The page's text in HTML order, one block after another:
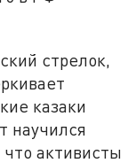
стрелок,
казаки
научился
активисты